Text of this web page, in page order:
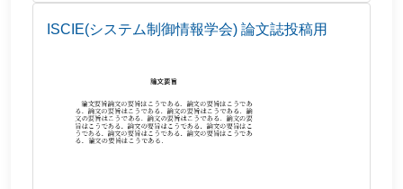
ISCIE(システム制御情報学会) 論文誌投稿用